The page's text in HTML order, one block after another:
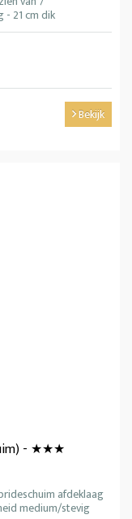
- 21 cm dik
Bekijk
- ★★★
afdeklaag
medium/stevig